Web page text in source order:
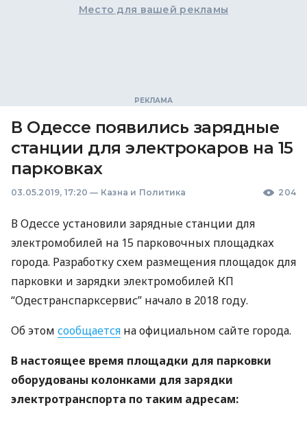
Место для вашей рекламы
В Одессе появились зарядные
станции для электрокаров на 15
парковках
03.05.2019, 17:20 — Казна и Политика 204
В Одессе установили зарядные станции для
электромобилей на 15 парковочных площадках
города. Разработку схем размещения площадок для
парковки и зарядки электромобилей КП
“Одестранспарксервис” начало в 2018 году.
Об этом сообщается на официальном сайте города.
В настоящее время площадки для парковки
оборудованы колонками для зарядки
электротранспорта по таким адресам: